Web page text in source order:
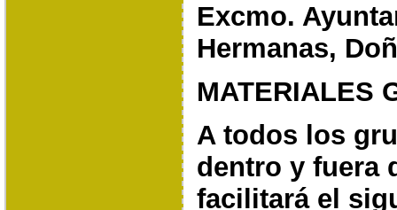
Excmo.
Hermanas,
MATERIALES
A todos los
dentro y fuera
facilitará el